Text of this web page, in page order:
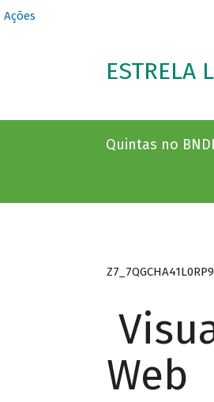
Ações
Quintas no
Web